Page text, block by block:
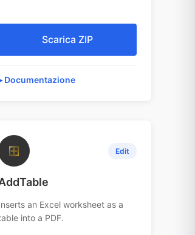
Scarica ZIP
Documentazione
⊞ Edit
an Excel worksheet as a
into a PDF.